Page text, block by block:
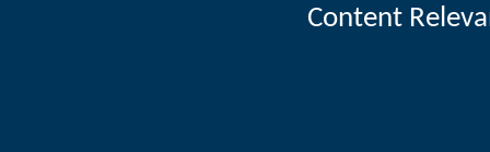
Content